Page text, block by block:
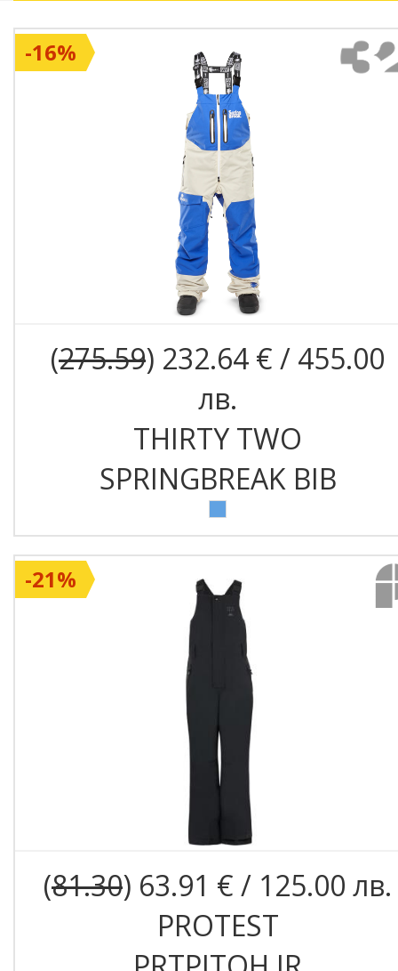
(275.59) 232.64 € / 455.00
лв.
THIRTY TWO
SPRINGBREAK BIB
-16%
(81.30) 63.91 € / 125.00 лв.
PROTEST
-21%